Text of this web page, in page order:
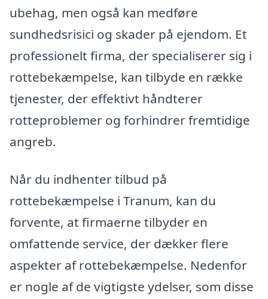
ubehag, men også kan medføre
sundhedsrisici og skader på ejendom. Et
professionelt firma, der specialiserer sig i
rottebekæmpelse, kan tilbyde en række
tjenester, der effektivt håndterer
rotteproblemer og forhindrer fremtidige
angreb.
Når du indhenter tilbud på
rottebekæmpelse i Tranum, kan du
forvente, at firmaerne tilbyder en
omfattende service, der dækker flere
aspekter af rottebekæmpelse. Nedenfor
er nogle af de vigtigste ydelser, som disse